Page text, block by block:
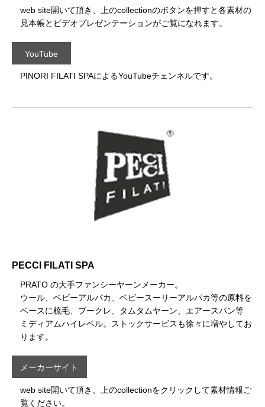
web site開いて頂き、上のcollectionのボタンを押すと各素材の
見本帳とビデオプレゼンテーションがご覧になれます。
YouTube
PINORI FILATI SPAによるYouTubeチェンネルです。
PECCI FILATI SPA
PRATO の大手ファンシーヤーンメーカー。
ウール、ベビーアルパカ、ベビースーリーアルパカ等の原料を
ベースに梳毛、ブークレ、タムタムヤーン、エアースパン等
ミディアムハイレベル。ストックサービスも徐々に増やしてお
ります。
メーカーサイト
web site開いて頂き、上のcollectionをクリックして素材情報ご
覧ください。